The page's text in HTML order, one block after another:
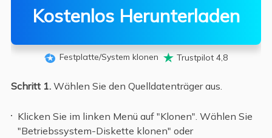
Kostenlos Herunterladen
 Festplatte/System klonen  Trustpilot 4,8
Schritt 1.Wählen Sie den Quelldatenträger aus.
Klicken Sie im linken Menü auf "Klonen". Wählen Sie
"Betriebssystem-Diskette klonen" oder